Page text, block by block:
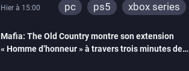
Hier à 15:00 pc ps5 xbox series
Mafia: The Old Country montre son extension
« Homme d’honneur » à travers trois minutes de